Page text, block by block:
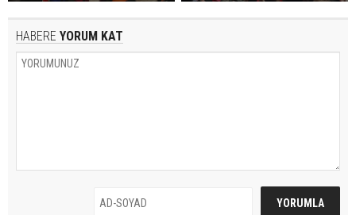
HABERE YORUM KAT